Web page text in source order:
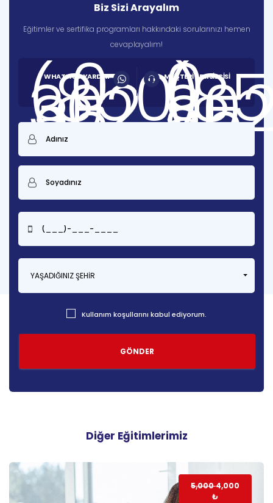
Biz Sizi Arayalım
Eğitimler ve sertifika programları hakkındaki sorularınızı hemen
cevaplayalım!
WHATSAPP YARDIM
0
(850)
302
85
25
MÜŞTERİ TEMSİLCİSİ
0
85
25
YAŞADIĞINIZ ŞEHIR
Kullanım koşullarını kabul ediyorum.
Diğer Eğitimlerimiz
5,0004,000
₺